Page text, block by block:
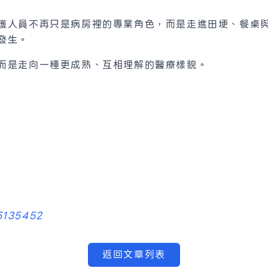
員不再只是病房裡的專業角色，而是走進田埂、餐
生。
走向一種更成熟、互相理解的醫療樣貌。
返回文章列表